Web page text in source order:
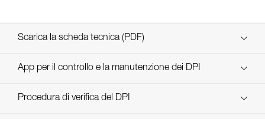
Scarica la scheda tecnica (PDF)
Technical Notice
App per il controllo e la manutenzione dei DPI
scopri ePPEcentre
Procedura di verifica del DPI